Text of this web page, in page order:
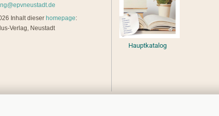
Inhalt dieser homepage:
Verlag, Neustadt
Hauptkatalog